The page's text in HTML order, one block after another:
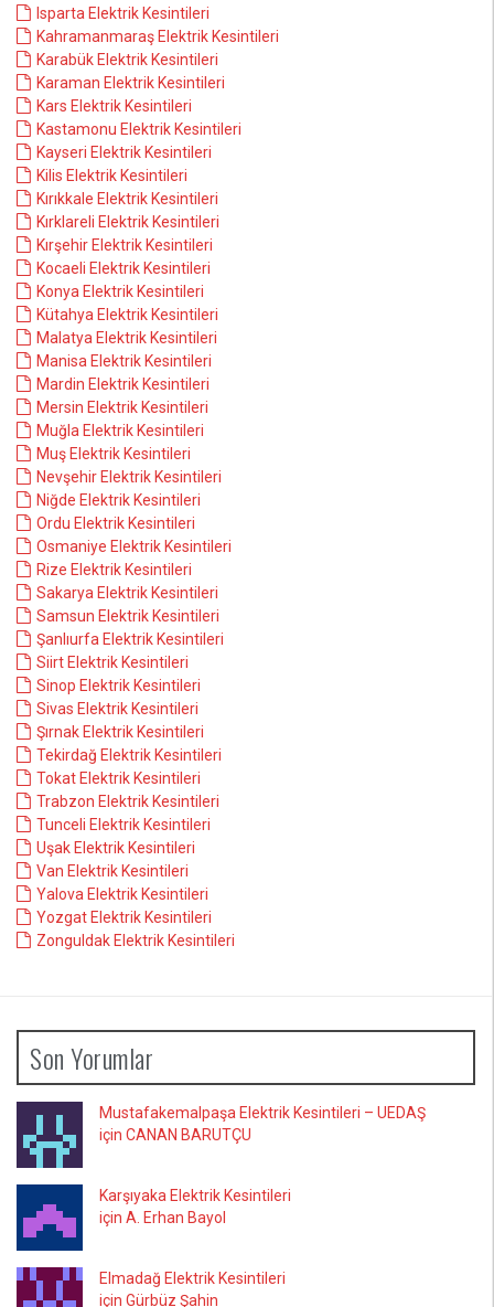
Isparta Elektrik Kesintileri
Kahramanmaraş Elektrik Kesintileri
Karabük Elektrik Kesintileri
Karaman Elektrik Kesintileri
Kars Elektrik Kesintileri
Kastamonu Elektrik Kesintileri
Kayseri Elektrik Kesintileri
Kilis Elektrik Kesintileri
Kırıkkale Elektrik Kesintileri
Kırklareli Elektrik Kesintileri
Kırşehir Elektrik Kesintileri
Kocaeli Elektrik Kesintileri
Konya Elektrik Kesintileri
Kütahya Elektrik Kesintileri
Malatya Elektrik Kesintileri
Manisa Elektrik Kesintileri
Mardin Elektrik Kesintileri
Mersin Elektrik Kesintileri
Muğla Elektrik Kesintileri
Muş Elektrik Kesintileri
Nevşehir Elektrik Kesintileri
Niğde Elektrik Kesintileri
Ordu Elektrik Kesintileri
Osmaniye Elektrik Kesintileri
Rize Elektrik Kesintileri
Sakarya Elektrik Kesintileri
Samsun Elektrik Kesintileri
Şanlıurfa Elektrik Kesintileri
Siirt Elektrik Kesintileri
Sinop Elektrik Kesintileri
Sivas Elektrik Kesintileri
Şırnak Elektrik Kesintileri
Tekirdağ Elektrik Kesintileri
Tokat Elektrik Kesintileri
Trabzon Elektrik Kesintileri
Tunceli Elektrik Kesintileri
Uşak Elektrik Kesintileri
Van Elektrik Kesintileri
Yalova Elektrik Kesintileri
Yozgat Elektrik Kesintileri
Zonguldak Elektrik Kesintileri
Son Yorumlar
Mustafakemalpaşa Elektrik Kesintileri – UEDAŞ
için CANAN BARUTÇU
Karşıyaka Elektrik Kesintileri
için A. Erhan Bayol
Elmadağ Elektrik Kesintileri
için Gürbüz Şahin